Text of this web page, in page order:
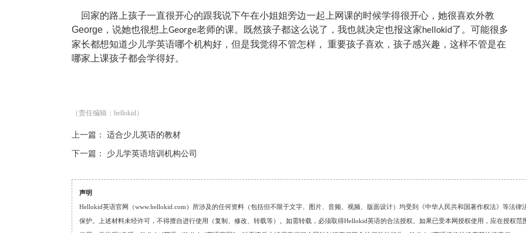
回家的路上孩子一直很开心的跟我说下午在小姐姐旁边一起上网课的时候学得很开心，她很喜欢外教
George ，说她也很想上George老师的课。既然孩子都这么说了，我也就决定也报这家hellokid了。可能很多
家长都想知道少儿学英语哪个机构好 ，但是我觉得不管怎样， 重要孩子喜欢，孩子感兴趣，这样不管是在
哪家上课孩子都会学得好。
（责任编辑：hellokid）
上一篇： 适合少儿英语的教材
下一篇： 少儿学英语培训机构公司
声明
Hellokid英语官网（www.hellokid.com）所涉及的任何资料（包括但不限于文字、图片、音频、视频、版面设计）均受到《中华人民共和国著作权法》等法律
保护。上述材料未经许可，不得擅自进行使用（复制、修改、转载等）。如需转载，必须取得Hellokid英语的合法授权。如果已受本网授权使用，应在授权范